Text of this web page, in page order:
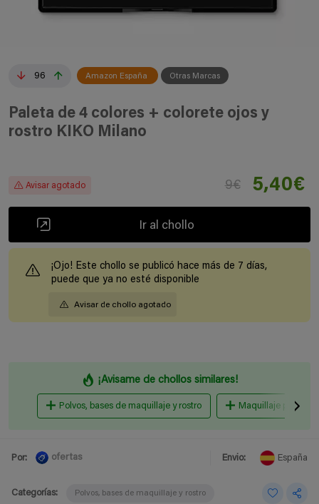
96 Amazon España Otras Marcas
Paleta de 4 colores + colorete ojos y
rostro KIKO Milano
Avisar agotado 9€ 5,40€
Ir al chollo
¡Ojo! Este chollo se publicó hace más de 7 días,
puede que ya no esté disponible
Avisar de chollo agotado
¡Avisame de chollos similares!
Polvos, bases de maquillaje y rostro Maquillaje para
Por: ofertas Envio: España
Categorías: Polvos, bases de maquillaje y rostro